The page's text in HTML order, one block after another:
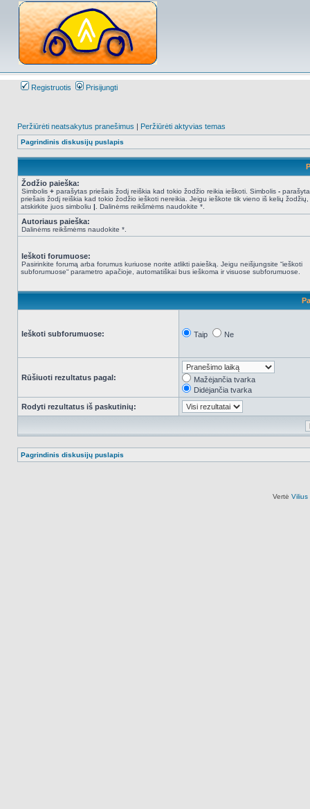
Registruotis Prisijungti
Peržiūrėti neatsakytus pranešimus | Peržiūrėti aktyvias temas
Pagrindinis diskusijų puslapis
Žodžio paieška:
Simbolis + parašytas priešais žodį reiškia kad tokio žodžio reikia ieškoti. Simbolis -
priešais žodį reiškia kad tokio žodžio ieškoti nereikia. Jeigu ieškote tik vieno iš kelių žodžių,
atskirkite juos simboliu | . Dalinėms reikšmėms naudokite *.
Autoriaus paieška:
Dalinėms reikšmėms naudokite *.
Ieškoti forumuose:
Pasirinkite forumą arba forumus kuriuose norite atlikti paiešką. Jeigu neišjungsite “ieškoti
subforumuose“ parametro apačioje, automatiškai bus ieškoma ir visuose subforumuose.
Ieškoti subforumuose: Taip Ne
Rūšiuoti rezultatus pagal:
Mažėjančia tvarka
Didėjančia tvarka
Rodyti rezultatus iš paskutinių:
Pagrindinis diskusijų puslapis
Vertė Vilius